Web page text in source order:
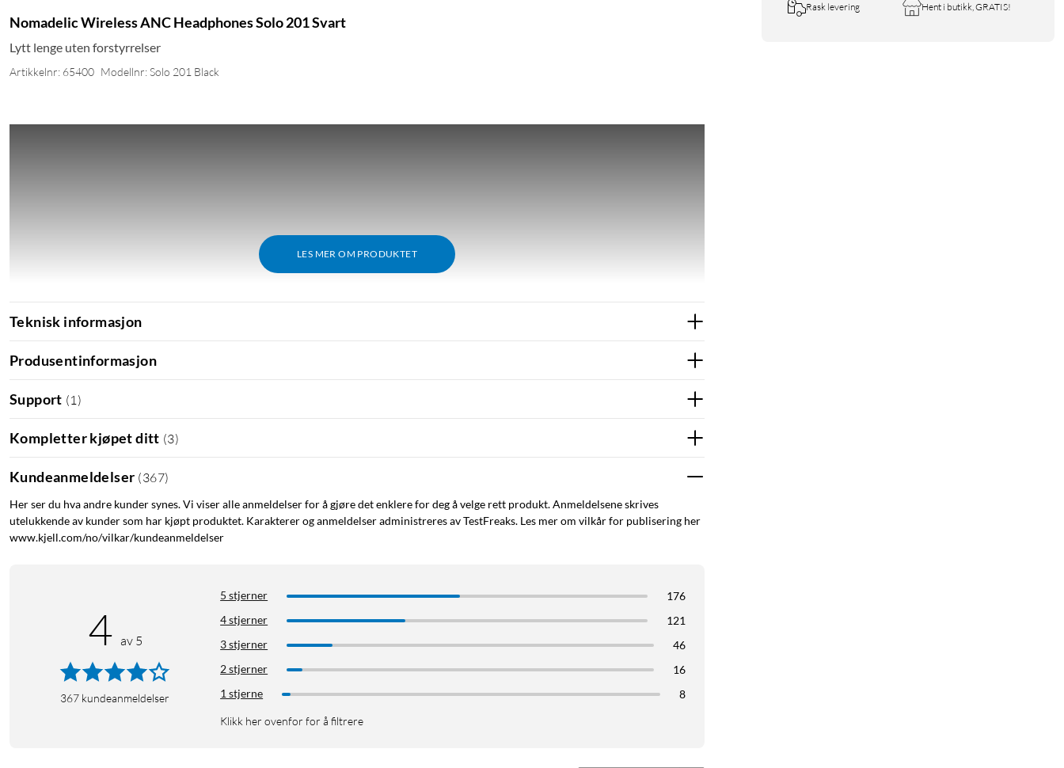
Rask levering Hent i butikk, GRATIS!
Nomadelic Wireless ANC Headphones Solo 201 Svart
Lytt lenge uten forstyrrelser
Artikkelnr: 65400 Modellnr: Solo 201 Black
LES MER OM PRODUKTET
Nomadelics Solo 201 er laget for å lytte med lenge. De veier bare 230 gram og har myke, polstrede øreklokker av kunstskinn som
Teknisk informasjon
Produsentinformasjon
Support (1 )
Kompletter kjøpet ditt (3)
Kundeanmeldelser (367)
Her ser du hva andre kunder synes. Vi viser alle anmeldelser for å gjøre det enklere for deg å velge rett produkt. Anmeldelsene skrives
utelukkende av kunder som har kjøpt produktet. Karakterer og anmeldelser administreres av TestFreaks. Les mer om vilkår for publisering her
www.kjell.com/no/vilkar/kundeanmeldelser
4 av 5
367 kundeanmeldelser
5 stjerner
176
4 stjerner
121
3 stjerner
46
2 stjerner
16
1 stjerne
8
Klikk her ovenfor for å filtrere